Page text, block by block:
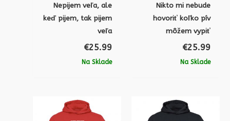
Nepijem veľa, ale
keď pijem, tak pijem
veľa
€25.99
Na Sklade
Nikto mi nebude
hovoriť koľko pív
môžem vypiť
€25.99
Na Sklade